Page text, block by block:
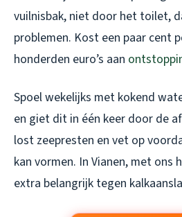
vuilnisbak, niet door het toilet,
problemen. Kost een paar cent
honderden euro’s aan
Spoel wekelijks met kokend
en giet dit in één keer door de
lost zeepresten en vet op
kan vormen. In Vianen, met ons
extra belangrijk tegen